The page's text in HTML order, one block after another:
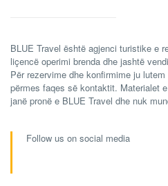
BLUE Travel është agjenci turistike e
liçencë operimi brenda dhe jashtë
Për rezervime dhe konfirmime ju
përmes faqes së kontaktit. Materialet
janë pronë e BLUE Travel dhe nuk
Follow us on social media